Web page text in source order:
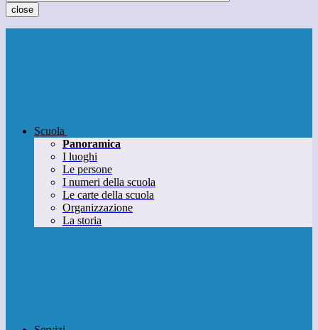
close
Scuola
Panoramica
I luoghi
Le persone
I numeri della scuola
Le carte della scuola
Organizzazione
La storia